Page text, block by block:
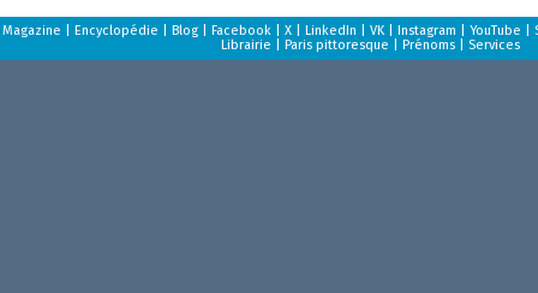
Magazine Encyclopédie Blog| Facebook| X| LinkedIn VK| Instagram YouTube
Librairie
Paris pittoresque Prénoms| Services